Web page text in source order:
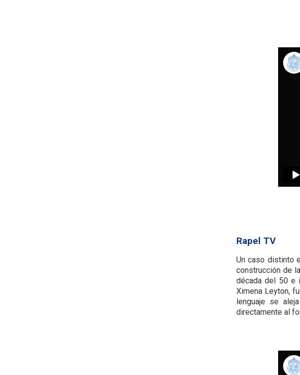
Rapel TV
Un caso distinto
construcción de
década del 50 e
Ximena Leyton,
lenguaje se
directamente al